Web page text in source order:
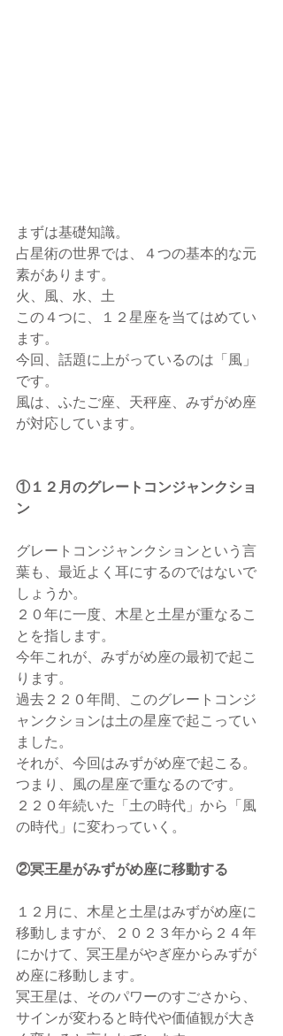
まずは基礎知識。
占星術の世界では、４つの基本的な元
素があります。
火、風、水、土
この４つに、１２星座を当てはめてい
ます。
今回、話題に上がっているのは「風」
です。
風は、ふたご座、天秤座、みずがめ座
が対応しています。
①１２月のグレートコンジャンクショ
ン
グレートコンジャンクションという言
葉も、最近よく耳にするのではないで
しょうか。
２０年に一度、木星と土星が重なるこ
とを指します。
今年これが、みずがめ座の最初で起こ
ります。
過去２２０年間、このグレートコンジ
ャンクションは土の星座で起こってい
ました。
それが、今回はみずがめ座で起こる。
つまり、風の星座で重なるのです。
２２０年続いた「土の時代」から「風
の時代」に変わっていく。
②冥王星がみずがめ座に移動する
１２月に、木星と土星はみずがめ座に
移動しますが、２０２３年から２４年
にかけて、冥王星がやぎ座からみずが
め座に移動します。
冥王星は、そのパワーのすごさから、
サインが変わると時代や価値観が大き